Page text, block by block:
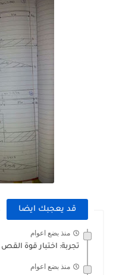
قد يعجبك ايضا
منذ بضع اعوام
تجربة: اختبار قوة القص
منذ بضع اعوام